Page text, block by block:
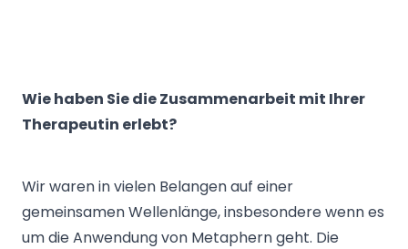
Wie haben Sie die Zusammenarbeit mit Ihrer
Therapeutin erlebt?
Wir waren in vielen Belangen auf einer
gemeinsamen Wellenlänge, insbesondere wenn es
um die Anwendung von Metaphern geht. Die